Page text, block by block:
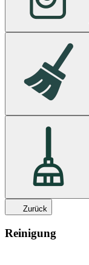
Zurück
Reinigung